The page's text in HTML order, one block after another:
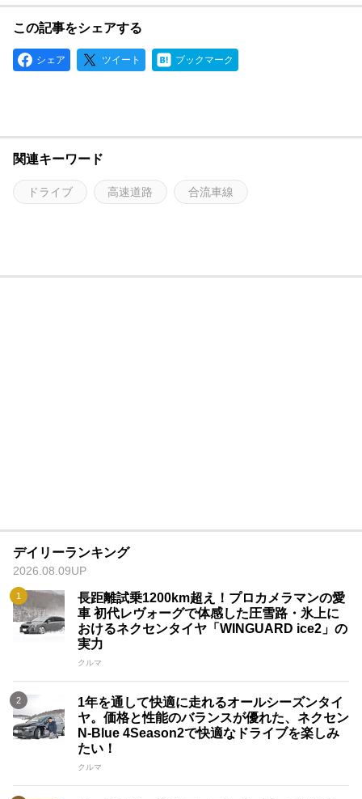
この記事をシェアする
シェア ツイート ブックマーク
関連キーワード
ドライブ 高速道路 合流車線
デイリーランキング
2026.08.09UP
長距離試乗1200km超え！プロカメラマンの愛
車 初代レヴォーグで体感した圧雪路・氷上に
おけるネクセンタイヤ「WINGUARD ice2」の
実力
クルマ
1年を通して快適に走れるオールシーズンタイ
ヤ。価格と性能のバランスが優れた、ネクセン
N-Blue 4Season2で快適なドライブを楽しみ
たい！
クルマ